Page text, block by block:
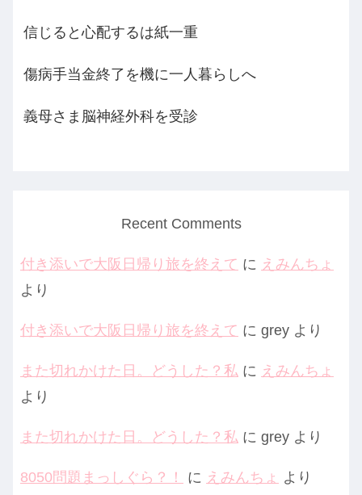
信じると心配するは紙一重
傷病手当金終了を機に一人暮らしへ
義母さま脳神経外科を受診
Recent Comments
付き添いで大阪日帰り旅を終えて に えみんちょ
より
付き添いで大阪日帰り旅を終えて に grey より
また切れかけた日。どうした？私 に えみんちょ
より
また切れかけた日。どうした？私 に grey より
8050問題まっしぐら？！ に えみんちょ より